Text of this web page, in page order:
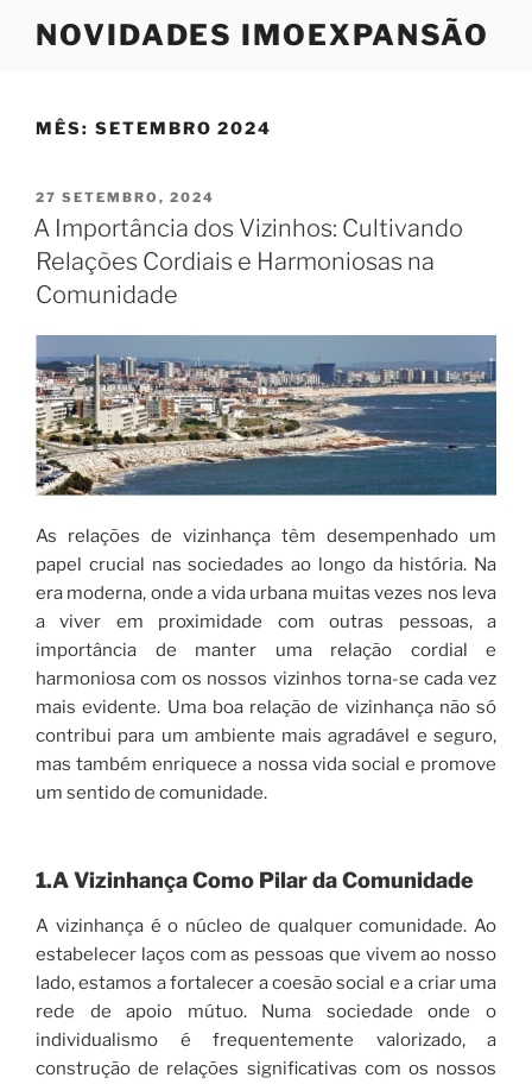
NOVIDADES IMOEXPANSÃO
MÊS: SETEMBRO 2024
PUBLICADO
EM
27 SETEMBRO, 2024
A Importância dos Vizinhos: Cultivando
Relações Cordiais e Harmoniosas na
Comunidade
As relações de vizinhança têm desempenhado um
papel crucial nas sociedades ao longo da história. Na
era moderna, onde a vida urbana muitas vezes nos leva
a viver em proximidade com outras pessoas, a
importância de manter uma relação cordial e
harmoniosa com os nossos vizinhos torna-se cada vez
mais evidente. Uma boa relação de vizinhança não só
contribui para um ambiente mais agradável e seguro,
mas também enriquece a nossa vida social e promove
um sentido de comunidade.
1.A Vizinhança Como Pilar da Comunidade
A vizinhança é o núcleo de qualquer comunidade. Ao
estabelecer laços com as pessoas que vivem ao nosso
lado, estamos a fortalecer a coesão social e a criar uma
rede de apoio mútuo. Numa sociedade onde o
individualismo é frequentemente valorizado, a
construção de relações significativas com os nossos